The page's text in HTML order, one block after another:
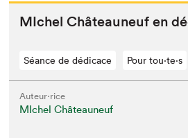
MIchel Châteauneuf en
Séance de dédicace Pour tou⋅te⋅s
Auteur·rice
MIchel Châteauneuf